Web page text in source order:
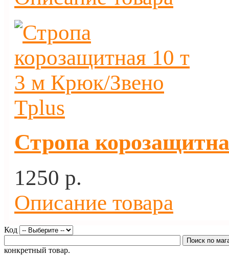
Стропа
1250 p.
Описание товара
Код
конкретный товар.